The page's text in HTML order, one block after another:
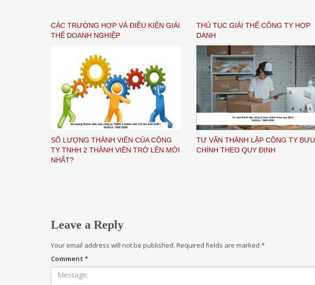
CÁC TRƯỜNG HỢP VÀ ĐIỀU KIỆN GIẢI
THỂ DOANH NGHIỆP
THỦ TỤC GIẢI THỂ CÔNG TY HỢP
DANH
SỐ LƯỢNG THÀNH VIÊN CỦA CÔNG
TY TNHH 2 THÀNH VIÊN TRỞ LÊN MỚI
NHẤT?
TƯ VẤN THÀNH LẬP CÔNG TY BƯU
CHÍNH THEO QUY ĐỊNH
Leave a Reply
Your email address will not be published. Required fields are marked *
Comment *